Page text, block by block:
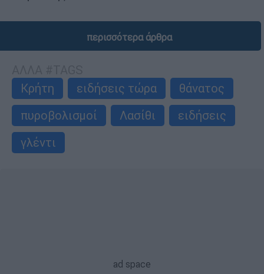
περισσότερα άρθρα
Κρήτη
ειδήσεις τώρα
θάνατος
πυροβολισμοί
Λασίθι
ειδήσεις
γλέντι